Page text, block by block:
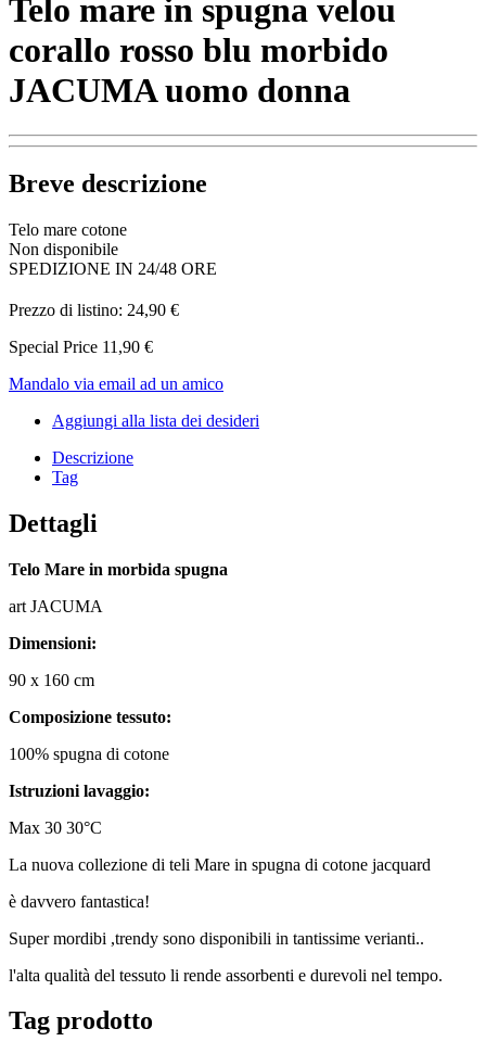
Telo mare in spugna velou
corallo rosso blu morbido
JACUMA uomo donna
Breve descrizione
Telo mare cotone
Non disponibile
SPEDIZIONE IN 24/48 ORE
Prezzo di listino: 24,90 €
Special Price 11,90 €
Mandalo via email ad un amico
Aggiungi alla lista dei desideri
Descrizione
Tag
Dettagli
Telo Mare in morbida spugna
art JACUMA
Dimensioni:
90 x 160 cm
Composizione tessuto:
100% spugna di cotone
Istruzioni lavaggio:
Max 30 30°C
La nuova collezione di teli Mare in spugna di cotone jacquard
è davvero fantastica!
Super mordibi ,trendy sono disponibili in tantissime verianti..
l'alta qualità del tessuto li rende assorbenti e durevoli nel tempo.
Tag prodotto